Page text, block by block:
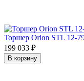
Торшер Orion STL 12-
199 033 ₽
В корзину